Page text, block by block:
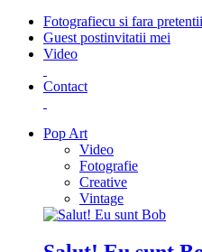
Fotografiecu si fara pretentii
Guest postinvitatii mei
Video
Contact
Pop Art
Video
Fotografie
Creative
Vintage